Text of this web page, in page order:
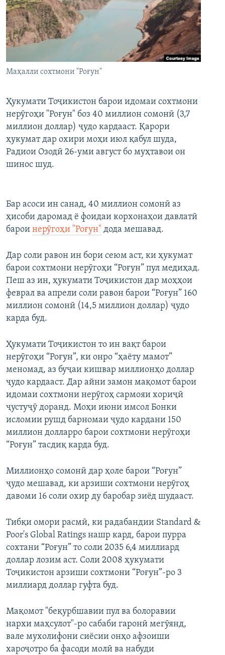
ГУЗОРИШҲОИ РАДИОӢ
Русский
ПАЙГИРӢ КУНЕД
Ҳамаи сомонаҳои RFE/RL
Маҳалли сохтмони "Роғун"
Ҳукумати Тоҷикистон барои идомаи сохтмони
нерӯгоҳи "Роғун" боз 40 миллион сомонӣ (3,7
миллион доллар) ҷудо кардааст. Қарори
ҳукумат дар охири моҳи июл қабул шуда,
Радиои Озодӣ 26-уми август бо муҳтавои он
шинос шуд.
Бар асоси ин санад, 40 миллион сомонӣ аз
ҳисоби даромад ё фоидаи корхонаҳои давлатӣ
барои нерӯгоҳи "Роғун" дода мешавад.
Дар соли равон ин бори сеюм аст, ки ҳукумат
барои сохтмони нерӯгоҳи “Роғун” пул медиҳад.
Пеш аз ин, ҳукумати Тоҷикистон дар моҳҳои
феврал ва апрели соли равон барои “Роғун” 160
миллион сомонӣ (14,5 миллион доллар) ҷудо
карда буд.
Ҳукумати Тоҷикистон то ин вақт барои
нерӯгоҳи “Роғун”, ки онро “ҳаёту мамот”
меномад, аз буҷаи кишвар миллионҳо доллар
ҷудо кардааст. Дар айни замон мақомот барои
идомаи сохтмони нерӯгоҳ сармояи хориҷӣ
ҷустуҷӯ доранд. Моҳи июни имсол Бонки
исломии рушд барномаи ҷудо кардани 150
миллион долларро барои сохтмони нерӯгоҳи
“Роғун” тасдиқ карда буд.
Миллионҳо сомонӣ дар ҳоле барои “Роғун”
ҷудо мешавад, ки арзиши сохтмони нерӯгоҳ
давоми 16 соли охир ду баробар зиёд шудааст.
Тибқи омори расмӣ, ки радабандии Standard &
Poor's Global Ratings нашр кард, барои пурра
сохтани “Роғун” то соли 2035 6,4 миллиард
доллар лозим аст. Соли 2008 ҳукумати
Тоҷикистон арзиши сохтмони “Роғун”-ро 3
миллиард доллар гуфта буд.
Мақомот "беқурбшавии пул ва болоравии
нархи маҳсулот"-ро сабаби гаронӣ мегӯянд,
вале мухолифони сиёсии онҳо афзоиши
хароҷотро ба фасоди молӣ ва набуди